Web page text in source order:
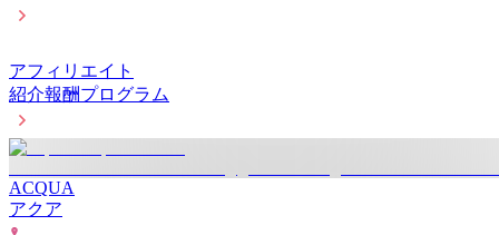
アフィリエイト
紹介報酬プログラム
ACQUA
アクア